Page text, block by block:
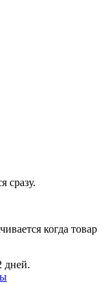
сразу.
когда товар
дней.